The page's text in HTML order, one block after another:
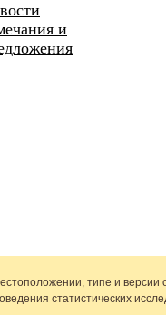
и
типе и
статистических